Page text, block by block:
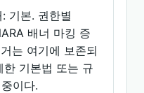
기본. 권한별
배너 마킹 증
는 여기에 보존되
기본법 또는 규
이다.